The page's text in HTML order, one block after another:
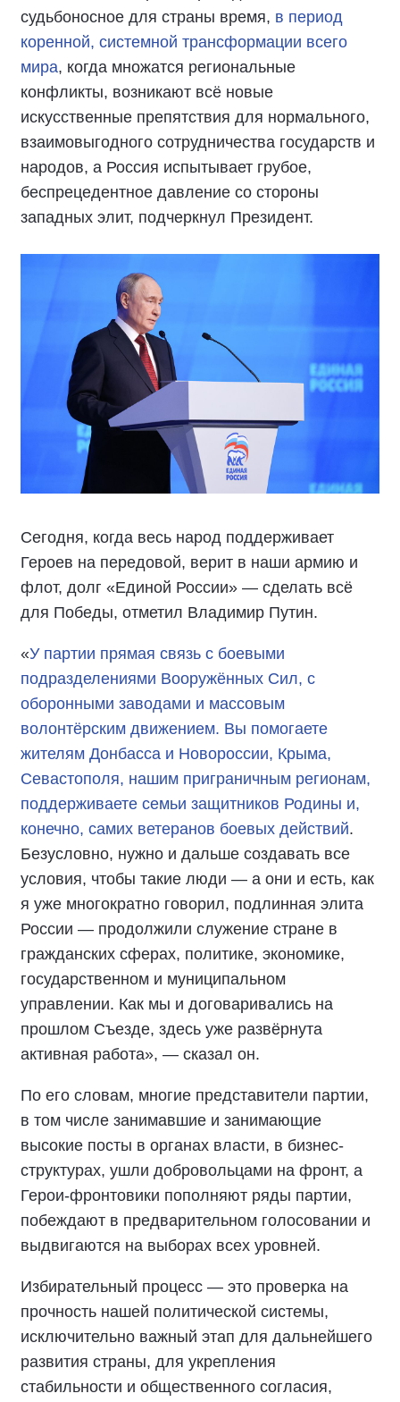
судьбоносное для страны время, в период
коренной, системной трансформации всего
мира, когда множатся региональные
конфликты, возникают всё новые
искусственные препятствия для нормального,
взаимовыгодного сотрудничества государств и
народов, а Россия испытывает грубое,
беспрецедентное давление со стороны
западных элит, подчеркнул Президент.
Сегодня, когда весь народ поддерживает
Героев на передовой, верит в наши армию и
флот, долг «Единой России» — сделать всё
для Победы, отметил Владимир Путин.
«У партии прямая связь с боевыми
подразделениями Вооружённых Сил, с
оборонными заводами и массовым
волонтёрским движением. Вы помогаете
жителям Донбасса и Новороссии, Крыма,
Севастополя, нашим приграничным регионам,
поддерживаете семьи защитников Родины и,
конечно, самих ветеранов боевых действий.
Безусловно, нужно и дальше создавать все
условия, чтобы такие люди — а они и есть, как
я уже многократно говорил, подлинная элита
России — продолжили служение стране в
гражданских сферах, политике, экономике,
государственном и муниципальном
управлении. Как мы и договаривались на
прошлом Съезде, здесь уже развёрнута
активная работа», — сказал он.
По его словам, многие представители партии,
в том числе занимавшие и занимающие
высокие посты в органах власти, в бизнес-
структурах, ушли добровольцами на фронт, а
Герои-фронтовики пополняют ряды партии,
побеждают в предварительном голосовании и
выдвигаются на выборах всех уровней.
Избирательный процесс — это проверка на
прочность нашей политической системы,
исключительно важный этап для дальнейшего
развития страны, для укрепления
стабильности и общественного согласия,